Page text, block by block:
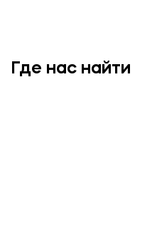
Где нас найти